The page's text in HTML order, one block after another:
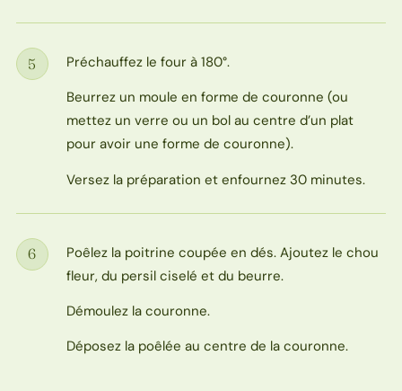
Étape
5
Préchauffez le four à 180°.
Beurrez un moule en forme de couronne (ou
mettez un verre ou un bol au centre d’un plat
pour avoir une forme de couronne).
Versez la préparation et enfournez 30 minutes.
Étape
6
Poêlez la poitrine coupée en dés. Ajoutez le chou
fleur, du persil ciselé et du beurre.
Démoulez la couronne.
Déposez la poêlée au centre de la couronne.